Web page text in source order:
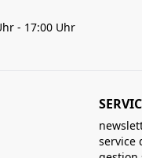
- 17:00 Uhr
service